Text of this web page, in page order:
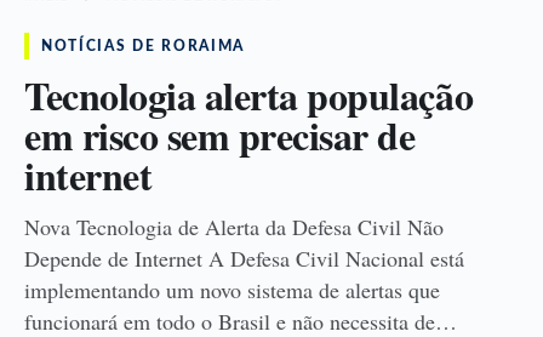
NOTÍCIAS DE RORAIMA
Tecnologia alerta população
em risco sem precisar de
internet
Nova Tecnologia de Alerta da Defesa Civil Não
Depende de Internet A Defesa Civil Nacional está
implementando um novo sistema de alertas que
funcionará em todo o Brasil e não necessita de…